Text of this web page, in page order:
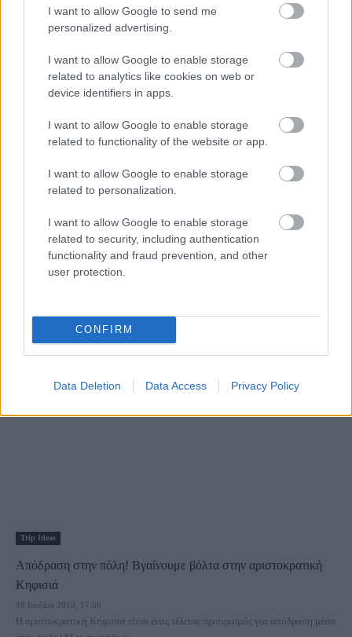
I want to allow Google to send me
personalized advertising.
I want to allow Google to enable storage
related to analytics like cookies on web or
device identifiers in apps.
I want to allow Google to enable storage
related to functionality of the website or app.
I want to allow Google to enable storage
related to personalization.
I want to allow Google to enable storage
related to security, including authentication
functionality and fraud prevention, and other
user protection.
CONFIRM
Data Deletion Data Access Privacy Policy
10 γειτονιές της Αθήνας για περπάτημα & άσκηση στο
lockdown!
6 Νοεμβρίου 2020, 10:33
Με το κλείσιμο της χώρας όλοι καλούμαστε να μείνουμε στο σπίτι,
όμορφους κήπους
30 Οκτωβρίου 2020, 11:07
Όσο ο καιρός το επιτρέπει και με δεδομένο ότι εν μέσω πανδημίας
Trip Ideas
Απόδραση στην πόλη! Βγαίνουμε βόλτα στην αριστοκρατική
Κηφισιά
18 Ιουλίου 2019, 17:08
Η αριστοκρατική Κηφισιά είναι ένας τέλειος προορισμός για απόδραση μέσα